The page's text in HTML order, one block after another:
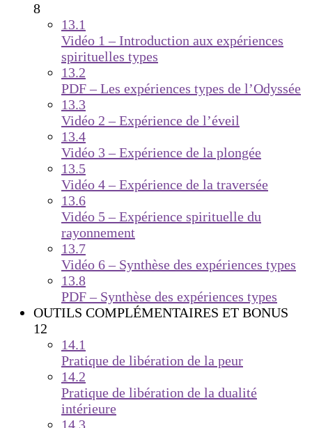
8
13.1
Vidéo 1 – Introduction aux expériences
spirituelles types
13.2
PDF – Les expériences types de l’Odyssée
13.3
Vidéo 2 – Expérience de l’éveil
13.4
Vidéo 3 – Expérience de la plongée
13.5
Vidéo 4 – Expérience de la traversée
13.6
Vidéo 5 – Expérience spirituelle du
rayonnement
13.7
Vidéo 6 – Synthèse des expériences types
13.8
PDF – Synthèse des expériences types
OUTILS COMPLÉMENTAIRES ET BONUS
12
14.1
Pratique de libération de la peur
14.2
Pratique de libération de la dualité
intérieure
14.3